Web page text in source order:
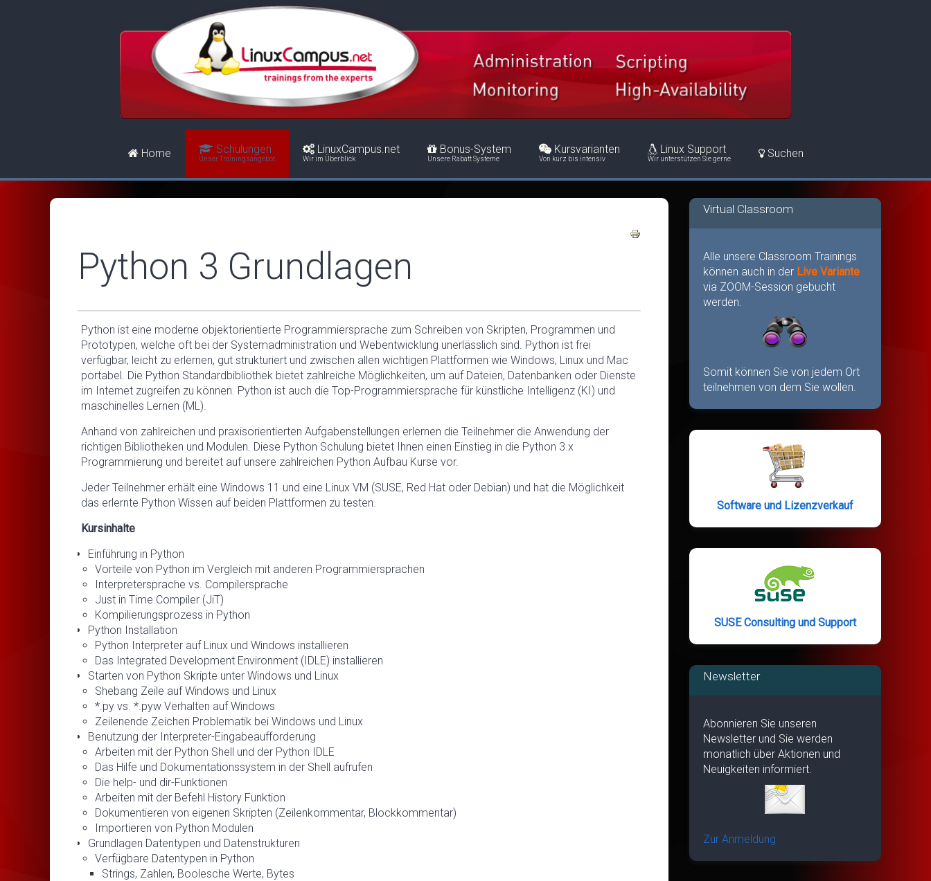
Home Schulungen
Unser Trainingsangebot
LinuxCampus.net
Wir im Überblick
Bonus-System
Unsere Rabatt Systeme
Kursvarianten
Von kurz bis intensiv
Linux Support
Wir unterstützen Sie gerne Suchen
Python 3 Grundlagen
Python ist eine moderne objektorientierte Programmiersprache zum Schreiben von Skripten, Programmen und
Prototypen, welche oft bei der Systemadministration und Webentwicklung unerlässlich sind. Python ist frei
verfügbar, leicht zu erlernen, gut strukturiert und zwischen allen wichtigen Plattformen wie Windows, Linux und Mac
portabel. Die Python Standardbibliothek bietet zahlreiche Möglichkeiten, um auf Dateien, Datenbanken oder Dienste
im Internet zugreifen zu können. Python ist auch die Top-Programmiersprache für künstliche Intelligenz (KI) und
maschinelles Lernen (ML).
Anhand von zahlreichen und praxisorientierten Aufgabenstellungen erlernen die Teilnehmer die Anwendung der
richtigen Bibliotheken und Modulen. Diese Python Schulung bietet Ihnen einen Einstieg in die Python 3.x
Programmierung und bereitet auf unsere zahlreichen Python Aufbau Kurse vor.
Jeder Teilnehmer erhält eine Windows 11 und eine Linux VM (SUSE, Red Hat oder Debian) und hat die Möglichkeit
das erlernte Python Wissen auf beiden Plattformen zu testen.
Kursinhalte
Einführung in Python
Vorteile von Python im Vergleich mit anderen Programmiersprachen
Interpretersprache vs. Compilersprache
Just in Time Compiler (JiT)
Kompilierungsprozess in Python
Python Installation
Python Interpreter auf Linux und Windows installieren
Das Integrated Development Environment (IDLE) installieren
Starten von Python Skripte unter Windows und Linux
Shebang Zeile auf Windows und Linux
*.py vs. *.pyw Verhalten auf Windows
Zeilenende Zeichen Problematik bei Windows und Linux
Benutzung der Interpreter-Eingabeaufforderung
Arbeiten mit der Python Shell und der Python IDLE
Das Hilfe und Dokumentationssystem in der Shell aufrufen
Die help- und dir-Funktionen
Arbeiten mit der Befehl History Funktion
Dokumentieren von eigenen Skripten (Zeilenkommentar, Blockkommentar)
Importieren von Python Modulen
Grundlagen Datentypen und Datenstrukturen
Verfügbare Datentypen in Python
Strings, Zahlen, Boolesche Werte, Bytes
Virtual Classroom
Alle unsere Classroom Trainings
können auch in der Live Variante
via ZOOM-Session gebucht
werden.
Somit können Sie von jedem Ort
teilnehmen von dem Sie wollen.
Software und Lizenzverkauf
SUSE Consulting und Support
Newsletter
Abonnieren Sie unseren
Newsletter und Sie werden
monatlich über Aktionen und
Neuigkeiten informiert.
Zur Anmeldung